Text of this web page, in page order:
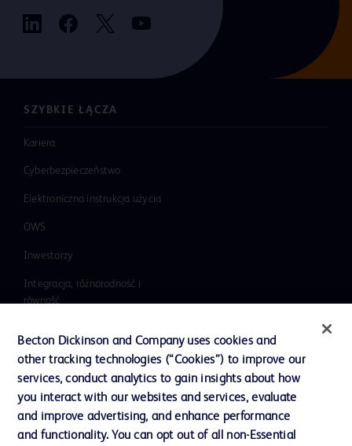
SZYBKIE ŁĄCZA
Kariera
Cyberbezpieczeństwo
Elektroniczna instrukcja użycia
OWS
Inwestorzy
Integracja, różnorodność i
równość
Nasza firma
Etyka i zgodność z przepisami
Dział wsparcia
Becton Dickinson and Company uses cookies and
other tracking technologies (“Cookies”) to improve our
services, conduct analytics to gain insights about how
you interact with our websites and services, evaluate
and improve advertising, and enhance performance
and functionality. You can opt out of all non-Essential